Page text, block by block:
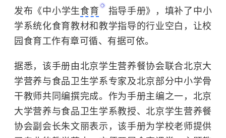
发布《中小学生食育
指导手册》，填补了中小
学系统化食育教材和教学指导的行业空白，让校
园食育工作有章可循、有据可依。
据悉，该手册由北京学生营养餐协会联合北京大
学营养与食品卫生学系专家及北京部分中小学骨
干教师共同编撰完成。作为手册主编之一，北京
大学营养与食品卫生学系教授、北京学生营养餐
协会副会长朱文丽表示，该手册为学校老师提供